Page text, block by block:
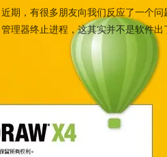
近期，有很多朋友向我们反应了一个
管理器终止进程，这其实并不是软件出
打不开